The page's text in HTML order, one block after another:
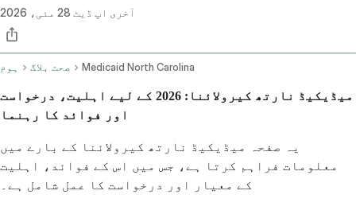
آخری اپ ڈیٹ 28 مئی، 2026
ہوم صحت بلاگ Medicaid North Carolina
میڈیکیڈ نارتھ کیرولائنا: 2026 کے لیے اہلیت، درخواست
اور فوائد کا رہنما
یہ صفحہ میڈیکیڈ نارتھ کیرولائنا کے بارے میں
معلومات فراہم کرتا ہے، جس میں اس کے فوائد، اہلیت
کے معیار اور درخواست کا عمل شامل ہے۔